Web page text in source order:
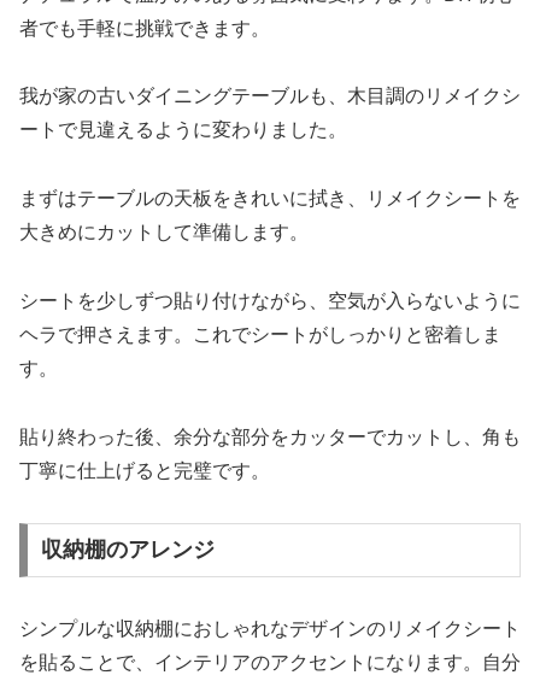
者でも手軽に挑戦できます。
我が家の古いダイニングテーブルも、木目調のリメイクシ
ートで見違えるように変わりました。
まずはテーブルの天板をきれいに拭き、リメイクシートを
大きめにカットして準備します。
シートを少しずつ貼り付けながら、空気が入らないように
ヘラで押さえます。これでシートがしっかりと密着しま
す。
貼り終わった後、余分な部分をカッターでカットし、角も
丁寧に仕上げると完璧です。
収納棚のアレンジ
シンプルな収納棚におしゃれなデザインのリメイクシート
を貼ることで、インテリアのアクセントになります。自分